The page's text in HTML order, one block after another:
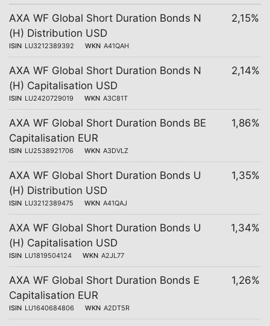
AXA WF Global Short Duration Bonds N
(H) Distribution USD
ISIN LU3212389392 WKN A41QAH
2,15%
AXA WF Global Short Duration Bonds N
(H) Capitalisation USD
ISIN LU2420729019 WKN A3C81T
2,14%
AXA WF Global Short Duration Bonds BE
Capitalisation EUR
ISIN LU2538921706 WKN A3DVLZ
1,86%
AXA WF Global Short Duration Bonds U
(H) Distribution USD
ISIN LU3212389475 WKN A41QAJ
1,35%
AXA WF Global Short Duration Bonds U
(H) Capitalisation USD
ISIN LU1819504124 WKN A2JL77
1,34%
AXA WF Global Short Duration Bonds E
Capitalisation EUR
ISIN LU1640684806 WKN A2DT5R
1,26%